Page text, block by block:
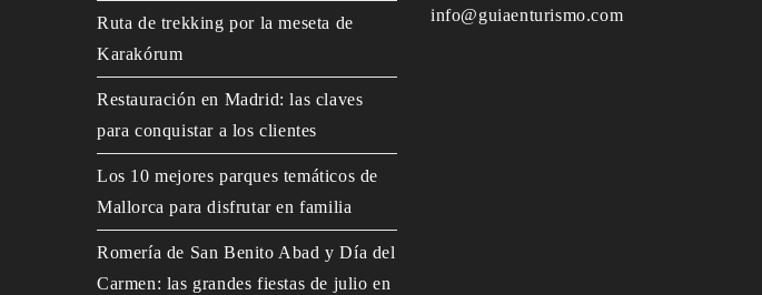
Ruta de trekking por la meseta de
Karakórum
Restauración en Madrid: las claves
para conquistar a los clientes
Los 10 mejores parques temáticos de
Mallorca para disfrutar en familia
Romería de San Benito Abad y Día del
Carmen: las grandes fiestas de julio en
info@guiaenturismo.com